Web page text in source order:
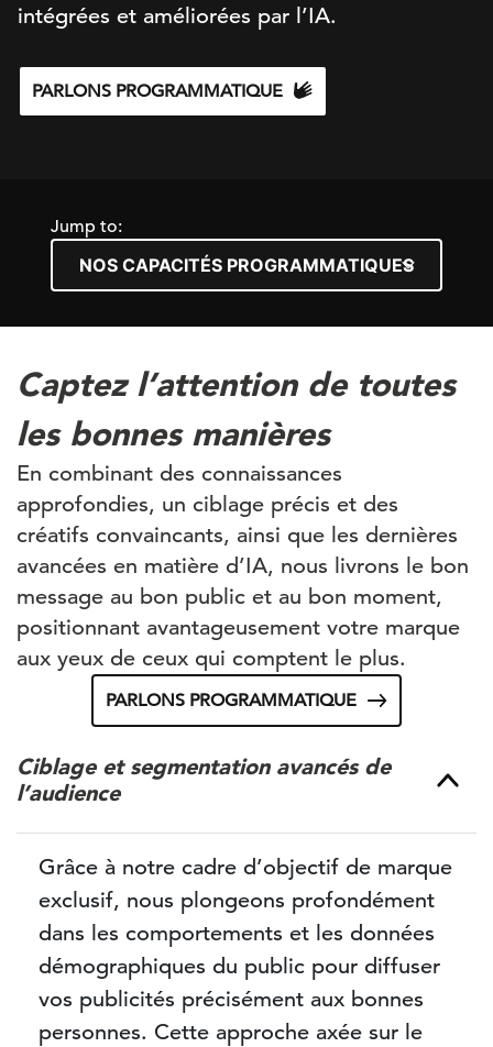
intégrées et améliorées par l’IA.
PARLONS PROGRAMMATIQUE
Jump to:
Captez l’attention de toutes
les bonnes manières
En combinant des connaissances
approfondies, un ciblage précis et des
créatifs convaincants, ainsi que les dernières
avancées en matière d’IA, nous livrons le bon
message au bon public et au bon moment,
positionnant avantageusement votre marque
aux yeux de ceux qui comptent le plus.
PARLONS PROGRAMMATIQUE
Ciblage et segmentation avancés de
l’audience
Grâce à notre cadre d’objectif de marque
exclusif, nous plongeons profondément
dans les comportements et les données
démographiques du public pour diffuser
vos publicités précisément aux bonnes
personnes. Cette approche axée sur le